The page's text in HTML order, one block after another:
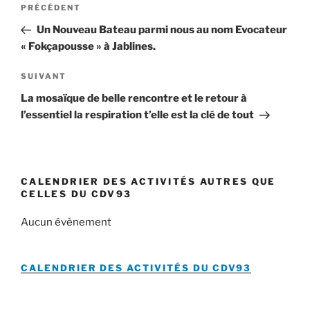
l’article
Article
précédent
PRÉCÉDENT
Un Nouveau Bateau parmi nous au nom Evocateur
« Fokçapousse » à Jablines.
Article
suivant
SUIVANT
La mosaïque de belle rencontre et le retour à
l’essentiel la respiration t’elle est la clé de tout
CALENDRIER DES ACTIVITÉS AUTRES QUE
CELLES DU CDV93
Aucun évènement
CALENDRIER DES ACTIVITÉS DU CDV93